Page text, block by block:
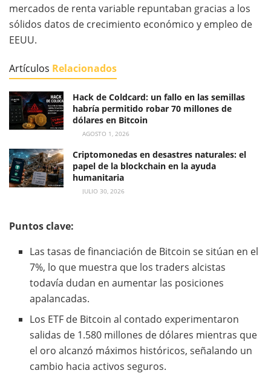
mercados de renta variable repuntaban gracias a los
sólidos datos de crecimiento económico y empleo de
EEUU.
Artículos Relacionados
Hack de Coldcard: un fallo en las semillas
habría permitido robar 70 millones de
dólares en Bitcoin
AGOSTO 1, 2026
Criptomonedas en desastres naturales: el
papel de la blockchain en la ayuda
humanitaria
JULIO 30, 2026
Puntos clave:
Las tasas de financiación de Bitcoin se sitúan en el
7%, lo que muestra que los traders alcistas
todavía dudan en aumentar las posiciones
apalancadas.
Los ETF de Bitcoin al contado experimentaron
salidas de 1.580 millones de dólares mientras que
el oro alcanzó máximos históricos, señalando un
cambio hacia activos seguros.